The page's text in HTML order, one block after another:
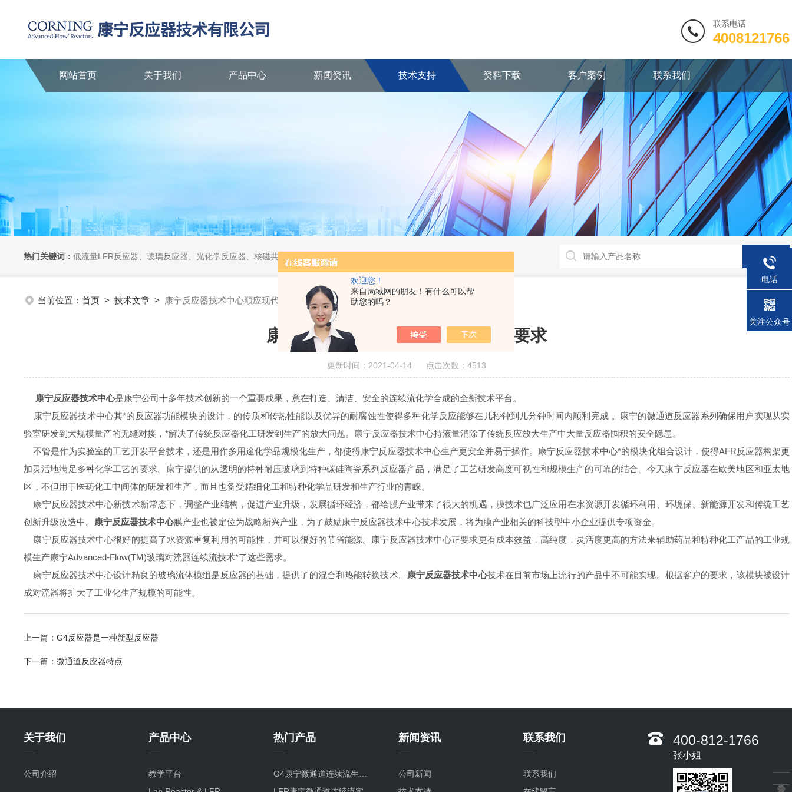
欢迎您！
来自局域网的朋友！有什么可以帮
助您的吗？
联系电话
4008121766
网站首页 关于我们 产品中心 新闻资讯 技术支持 资料下载 客户案例 联系我们
热门关键词： 低流量LFR反应器、玻璃反应器、光化学反应器、核磁共振波谱仪、陶瓷反应器
当前位置： 首页 > 技术文章 > 康宁反应器技术中心顺应现代发展要求
康宁反应器技术中心顺应现代发展要求
更新时间：2021-04-14 点击次数：4513
康宁反应器技术中心是康宁公司十多年技术创新的一个重要成果，意在打造、清洁、安全的连续流化学合成的全新技术平台。
康宁反应器技术中心其*的反应器功能模块的设计，的传质和传热性能以及优异的耐腐蚀性使得多种化学反应能够在几秒钟到几分钟时间内顺利完成 。康宁的微通道反应器系列确保用户实现从实
验室研发到大规模量产的无缝对接，*解决了传统反应器化工研发到生产的放大问题。康宁反应器技术中心持液量消除了传统反应放大生产中大量反应器囤积的安全隐患。
不管是作为实验室的工艺开发平台技术，还是用作多用途化学品规模化生产，都使得康宁反应器技术中心生产更安全并易于操作。康宁反应器技术中心*的模块化组合设计，使得AFR反应器构架更
加灵活地满足多种化学工艺的要求。康宁提供的从透明的特种耐压玻璃到特种碳硅陶瓷系列反应器产品，满足了工艺研发高度可视性和规模生产的可靠的结合。今天康宁反应器在欧美地区和亚太地
区，不但用于医药化工中间体的研发和生产，而且也备受精细化工和特种化学品研发和生产行业的青睐。
康宁反应器技术中心新技术新常态下，调整产业结构，促进产业升级，发展循环经济，都给膜产业带来了很大的机遇，膜技术也广泛应用在水资源开发循环利用、环境保、新能源开发和传统工艺
创新升级改造中。
康宁反应器技术中心膜产业也被定位为战略新兴产业，为了鼓励康宁反应器技术中心技术发展，将为膜产业相关的科技型中小企业提供专项资金。
康宁反应器技术中心很好的提高了水资源重复利用的可能性，并可以很好的节省能源。康宁反应器技术中心正要求更有成本效益，高纯度，灵活度更高的方法来辅助药品和特种化工产品的工业规
模生产康宁Advanced-Flow(TM)玻璃对流器连续流技术*了这些需求。
康宁反应器技术中心设计精良的玻璃流体模组是反应器的基础，提供了的混合和热能转换技术。
康宁反应器技术中心技术在目前市场上流行的产品中不可能实现。根据客户的要求，该模块被设计
成对流器将扩大了工业化生产规模的可能性。
上一篇： G4反应器是一种新型反应器
下一篇： 微通道反应器特点
关于我们
公司介绍
产品中心
教学平台
热门产品 新闻资讯
公司新闻
联系我们
联系我们
400-812-1766
张小姐
电话
关注公众号